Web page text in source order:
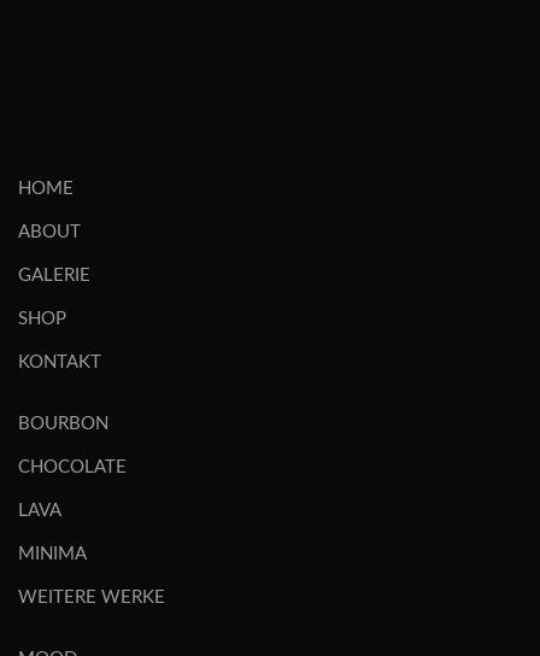
HOME
ABOUT
GALERIE
SHOP
KONTAKT
BOURBON
CHOCOLATE
LAVA
MINIMA
WEITERE WERKE